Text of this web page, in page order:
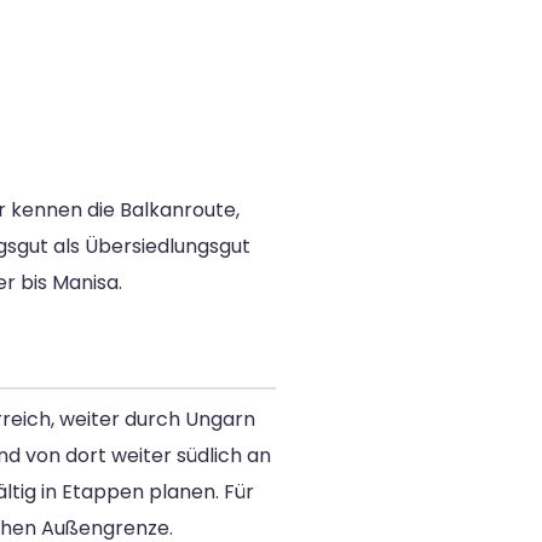
die Balkanroute,
als Übersiedlungsgut
bis Manisa.
weiter durch Ungarn
von dort weiter südlich an
in Etappen planen. Für
Außengrenze.